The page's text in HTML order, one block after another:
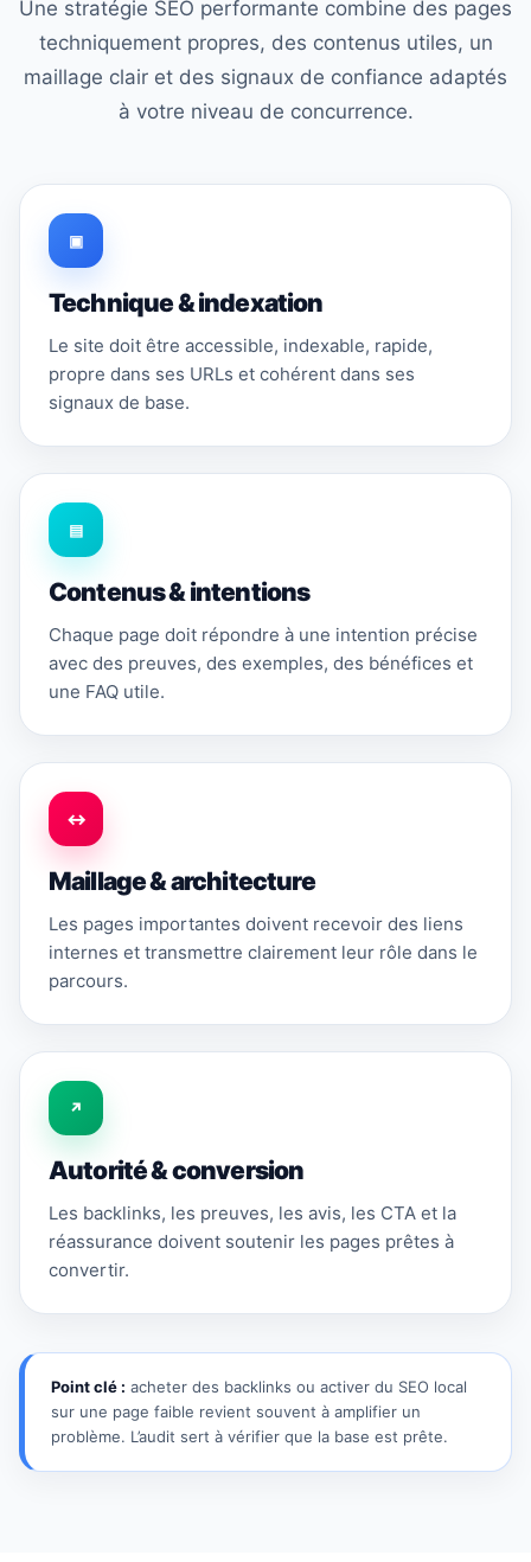
Une stratégie SEO performante combine des pages
techniquement propres, des contenus utiles, un
maillage clair et des signaux de confiance adaptés
à votre niveau de concurrence.
▣
Technique & indexation
Le site doit être accessible, indexable, rapide,
propre dans ses URLs et cohérent dans ses
signaux de base.
▤
Contenus & intentions
Chaque page doit répondre à une intention précise
avec des preuves, des exemples, des bénéfices et
une FAQ utile.
↔
Maillage & architecture
Les pages importantes doivent recevoir des liens
internes et transmettre clairement leur rôle dans le
parcours.
↗
Autorité & conversion
Les backlinks, les preuves, les avis, les CTA et la
réassurance doivent soutenir les pages prêtes à
convertir.
Point clé : acheter des backlinks ou activer du SEO local
sur une page faible revient souvent à amplifier un
problème. L’audit sert à vérifier que la base est prête.